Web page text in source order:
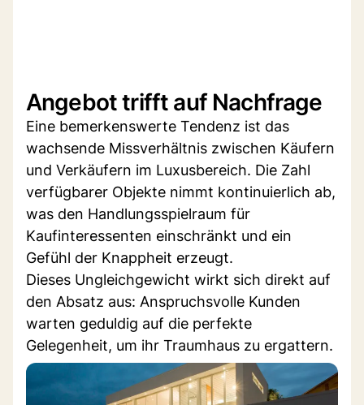
Angebot trifft auf Nachfrage
Eine bemerkenswerte Tendenz ist das
wachsende Missverhältnis zwischen Käufern
und Verkäufern im Luxusbereich. Die Zahl
verfügbarer Objekte nimmt kontinuierlich ab,
was den Handlungsspielraum für
Kaufinteressenten einschränkt und ein
Gefühl der Knappheit erzeugt.
Dieses Ungleichgewicht wirkt sich direkt auf
den Absatz aus: Anspruchsvolle Kunden
warten geduldig auf die perfekte
Gelegenheit, um ihr Traumhaus zu ergattern.